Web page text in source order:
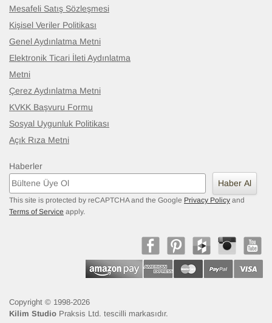
Vintage Anadolu Yolluk- K0088438
Mesafeli Satış Sözleşmesi
Kişisel Veriler Politikası
Genel Aydınlatma Metni
Elektronik Ticari İleti Aydınlatma
Metni
Çerez Aydınlatma Metni
KVKK Başvuru Formu
Sosyal Uygunluk Politikası
Açık Rıza Metni
Haberler
Haber Al
This site is protected by reCAPTCHA and the Google Privacy Policy and
Terms of Service apply.
Copyright © 1998-2026
Kilim Studio Praksis Ltd. tescilli markasıdır.